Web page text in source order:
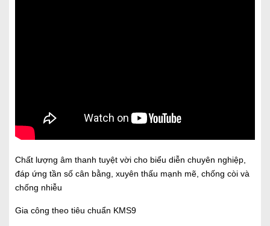
Chất lượng âm thanh tuyệt vời cho biểu diễn chuyên nghiệp,
đáp ứng tần số cân bằng, xuyên thấu mạnh mẽ, chống còi và
chống nhiễu
Gia công theo tiêu chuẩn KMS9